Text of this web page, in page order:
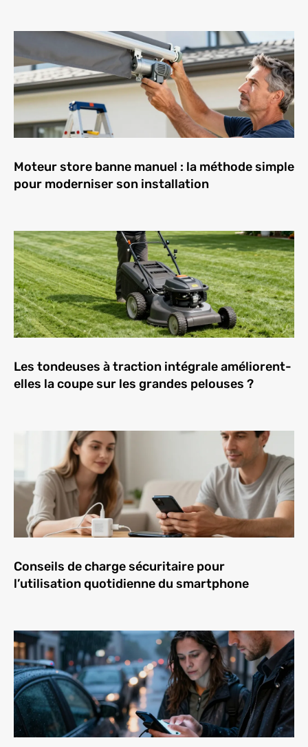
Moteur store banne manuel : la méthode simple
pour moderniser son installation
Les tondeuses à traction intégrale améliorent-
elles la coupe sur les grandes pelouses ?
Conseils de charge sécuritaire pour
l’utilisation quotidienne du smartphone